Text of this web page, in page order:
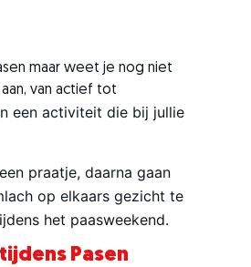
maar weet je nog niet
van actief tot
een activiteit die bij jullie
praatje, daarna gaan
op elkaars gezicht te
het paasweekend.
Pasen